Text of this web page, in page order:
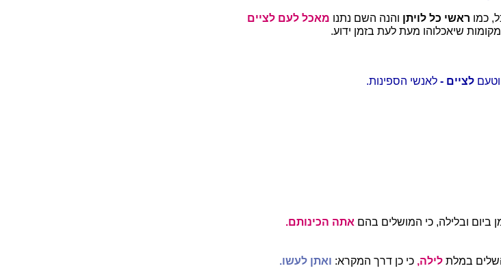
כמו ראשי כל לויתן והנה השם נתנו מאכל לעם לציים
שיאכלוהו מעת לעת בזמן ידוע.
וטעם לציים - לאנשי הספינות.
ובלילה, כי המושלים בהם אתה הכינותם.
במלת לילה, כי כן דרך המקרא: ואתן לעשו.